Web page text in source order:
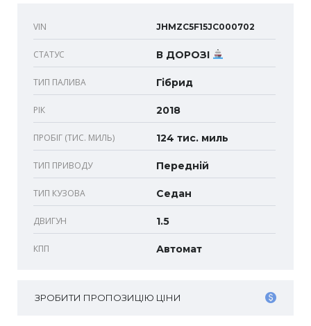
VIN JHMZC5F15JC000702
СТАТУС В ДОРОЗІ
ТИП ПАЛИВА Гібрид
РІК 2018
ПРОБІГ (ТИС. МИЛЬ) 124 тис. миль
ТИП ПРИВОДУ Передній
ТИП КУЗОВА Седан
ДВИГУН 1.5
КПП Автомат
ЗРОБИТИ ПРОПОЗИЦІЮ ЦІНИ